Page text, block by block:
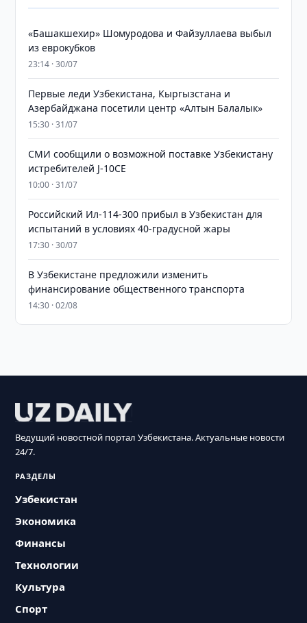
«Башакшехир» Шомуродова и Файзуллаева выбыл
из еврокубков
23:14 · 30/07
Первые леди Узбекистана, Кыргызстана и
Азербайджана посетили центр «Алтын Балалык»
15:30 · 31/07
СМИ сообщили о возможной поставке Узбекистану
истребителей J-10CE
10:00 · 31/07
Российский Ил-114-300 прибыл в Узбекистан для
испытаний в условиях 40-градусной жары
17:30 · 30/07
В Узбекистане предложили изменить
финансирование общественного транспорта
14:30 · 02/08
Ведущий новостной портал Узбекистана. Актуальные новости
24/7.
РАЗДЕЛЫ
Узбекистан
Экономика
Финансы
Технологии
Культура
Спорт